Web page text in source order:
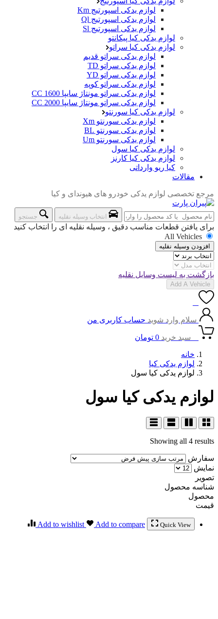
لوازم یدکی اسپورتیج Km
لوازم یدکی اسپورتیج Ql
لوازم یدکی اسپورتیج Sl
لوازم یدکی کیا پیکانتو
لوازم یدکی کیا سراتو
لوازم یدکی سراتو قدیم
لوازم یدکی سراتو TD
لوازم یدکی سراتو YD
لوازم یدکی سراتو کوپه
لوازم یدکی سراتو مونتاژ سایپا 1600 CC
لوازم یدکی سراتو مونتاژ سایپا 2000 CC
لوازم یدکی کیا سورنتو
لوازم یدکی سورنتو Xm
لوازم یدکی سورنتو BL
لوازم یدکی سورنتو Um
لوازم یدکی کیا سول
لوازم یدکی کیا کارنز
کیا ریو وارداتی
مقالات
مرجع تخصصی لوازم یدکی خودرو های هیوندای و کیا
انتخاب وسیله نقلیه جستجو
برای یافتن قطعات مناسب دقیق ، وسیله نقلیه ای را انتخاب کنید
All Vehicles
افزودن وسیله نقلیه
بازگشت به لیست وسایل نقلیه
Add A Vehicle
سلام وارد شوید حساب کاربری من
سبد خرید 0 تومان
خانه
لوازم یدکی کیا
لوازم یدکی کیا سول
لوازم یدکی کیا سول
Showing all 4 results
سفارش
نمایش
تصویر
شناسه محصول
محصول
قیمت
Quick View
Add to wishlist Add to compare